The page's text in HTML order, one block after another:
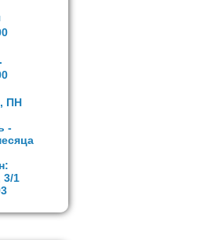
ПН
-
3/1